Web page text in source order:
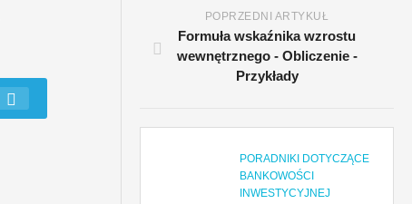
POPRZEDNI ARTYKUŁ
Formuła wskaźnika wzrostu
wewnętrznego - Obliczenie -
Przykłady
PORADNIKI DOTYCZĄCE
BANKOWOŚCI
INWESTYCYJNEJ